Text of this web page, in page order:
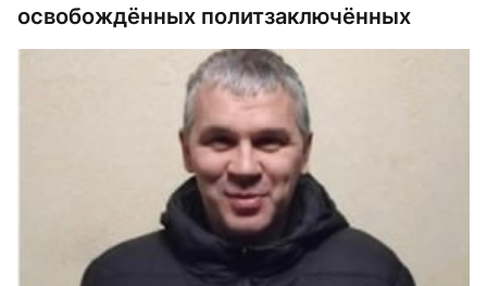
освобождённых политзаключённых